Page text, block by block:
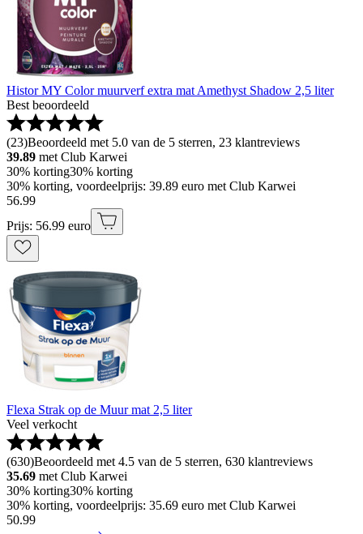
Histor MY Color muurverf extra mat Amethyst Shadow 2,5 liter
Best beoordeeld
(23)Beoordeeld met 5.0 van de 5 sterren, 23 klantreviews
39.89 met Club Karwei
30% korting30% korting
30% korting, voordeelprijs: 39.89 euro met Club Karwei
56.99
Prijs: 56.99 euro
Flexa Strak op de Muur mat 2,5 liter
Veel verkocht
(630)Beoordeeld met 4.5 van de 5 sterren, 630 klantreviews
35.69 met Club Karwei
30% korting30% korting
30% korting, voordeelprijs: 35.69 euro met Club Karwei
50.99